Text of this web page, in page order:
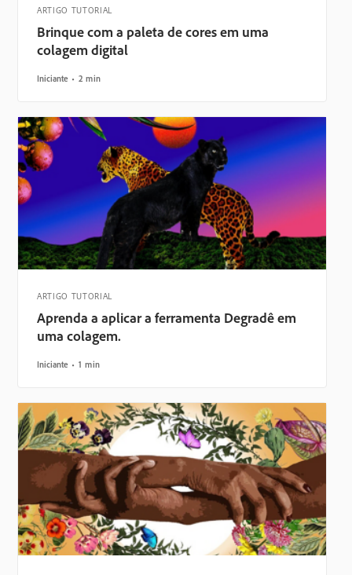
ARTIGO TUTORIAL
Brinque com a paleta de cores em uma
colagem digital
Iniciante 2 min
ARTIGO TUTORIAL
Aprenda a aplicar a ferramenta Degradê em
uma colagem.
Iniciante 1 min